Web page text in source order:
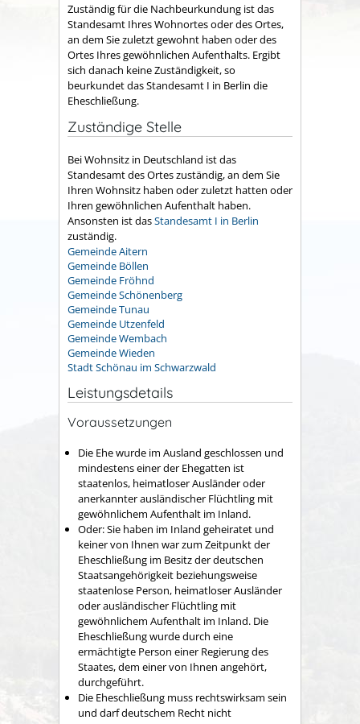
Zuständig für die Nachbeurkundung ist das
Standesamt Ihres Wohnortes oder des Ortes,
an dem Sie zuletzt gewohnt haben oder des
Ortes Ihres gewöhnlichen Aufenthalts. Ergibt
sich danach keine Zuständigkeit, so
beurkundet das Standesamt I in Berlin die
Eheschließung.
Zuständige Stelle
Bei Wohnsitz in Deutschland ist das
Standesamt des Ortes zuständig, an dem Sie
Ihren Wohnsitz haben oder zuletzt hatten oder
Ihren gewöhnlichen Aufenthalt haben.
Ansonsten ist dasStandesamt I in Berlin
zuständig.
Gemeinde Aitern
Gemeinde Böllen
Gemeinde Fröhnd
Gemeinde Schönenberg
Gemeinde Tunau
Gemeinde Utzenfeld
Gemeinde Wembach
Gemeinde Wieden
Stadt Schönau im Schwarzwald
Leistungsdetails
Voraussetzungen
Die Ehe wurde im Ausland geschlossen und
mindestens einer der Ehegatten ist
staatenlos, heimatloser Ausländer oder
anerkannter ausländischer Flüchtling mit
gewöhnlichem Aufenthalt im Inland.
Oder: Sie haben im Inland geheiratet und
keiner von Ihnen war zum Zeitpunkt der
Eheschließung im Besitz der deutschen
Staatsangehörigkeit beziehungsweise
staatenlose Person, heimatloser Ausländer
oder ausländischer Flüchtling mit
gewöhnlichem Aufenthalt im Inland. Die
Eheschließung wurde durch eine
ermächtigte Person einer Regierung des
Staates, dem einer von Ihnen angehört,
durchgeführt.
Die Eheschließung muss rechtswirksam sein
und darf deutschem Recht nicht